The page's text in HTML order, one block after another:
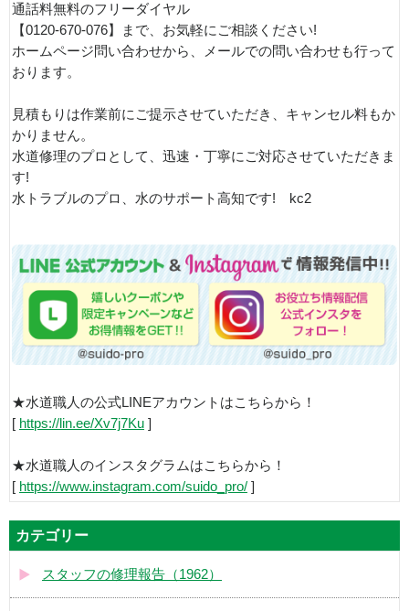
通話料無料のフリーダイヤル
【0120-670-076】まで、お気軽にご相談ください!
ホームページ問い合わせから、メールでの問い合わせも行って
おります。
見積もりは作業前にご提示させていただき、キャンセル料もか
かりません。
水道修理のプロとして、迅速・丁寧にご対応させていただきま
す!
水トラブルのプロ、水のサポート高知です! kc2
★水道職人の公式LINEアカウントはこちらから！
[ https://lin.ee/Xv7j7Ku ]
★水道職人のインスタグラムはこちらから！
[ https://www.instagram.com/suido_pro/ ]
カテゴリー
スタッフの修理報告（1962）